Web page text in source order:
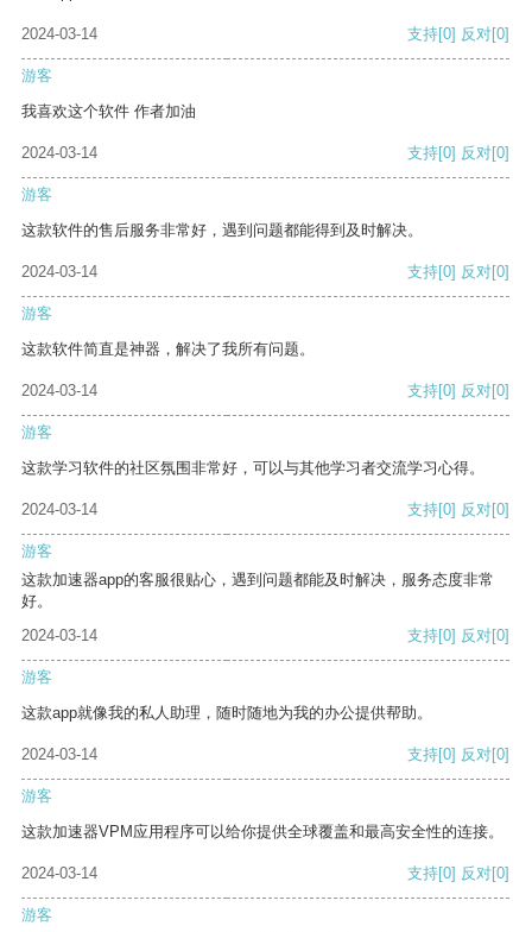
2024-03-14 支持[0] 反对[0]
游客
我喜欢这个软件 作者加油
2024-03-14 支持[0] 反对[0]
游客
这款软件的售后服务非常好，遇到问题都能得到及时解决。
2024-03-14 支持[0] 反对[0]
游客
这款软件简直是神器，解决了我所有问题。
2024-03-14 支持[0] 反对[0]
游客
这款学习软件的社区氛围非常好，可以与其他学习者交流学习心得。
2024-03-14 支持[0] 反对[0]
游客
这款加速器app的客服很贴心，遇到问题都能及时解决，服务态度非常
好。
2024-03-14
支持[0] 反对[0]
游客
这款app就像我的私人助理，随时随地为我的办公提供帮助。
2024-03-14 支持[0] 反对[0]
游客
这款加速器VPM应用程序可以给你提供全球覆盖和最高安全性的连接。
2024-03-14 支持[0] 反对[0]
游客